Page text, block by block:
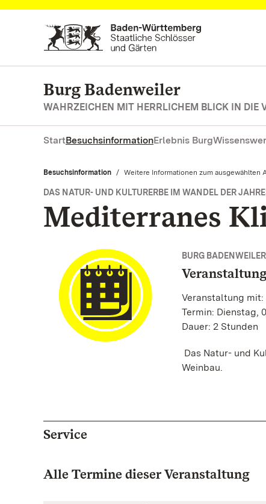
Zum Hauptinhalt springen
Burg Badenweiler
WAHRZEICHEN MIT HERRLICHEM BLICK IN DIE
StartBesuchsinformationErlebnis Burg
Besuchsinformation Aktuell:
Weitere Informationen zum ausgewählten
DAS NATUR- UND KULTURERBE IM WANDEL DER
Mediterranes
BURG BADENWEILER
Veranstaltung mit:
Termin: Dienstag,
Dauer: 2 Stunden
Das Natur- und
Weinbau.
Service
Alle Termine dieser Veranstaltung